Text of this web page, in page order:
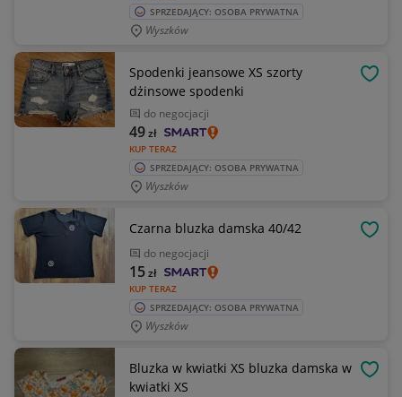
SPRZEDAJĄCY: OSOBA PRYWATNA
Wyszków
Spodenki jeansowe XS szorty
dżinsowe spodenki
do negocjacji
KUP TERAZ
49zł
SPRZEDAJĄCY: OSOBA PRYWATNA
Wyszków
Czarna bluzka damska 40/42
do negocjacji
KUP TERAZ
15zł
SPRZEDAJĄCY: OSOBA PRYWATNA
Wyszków
Bluzka w kwiatki XS bluzka damska w
kwiatki XS